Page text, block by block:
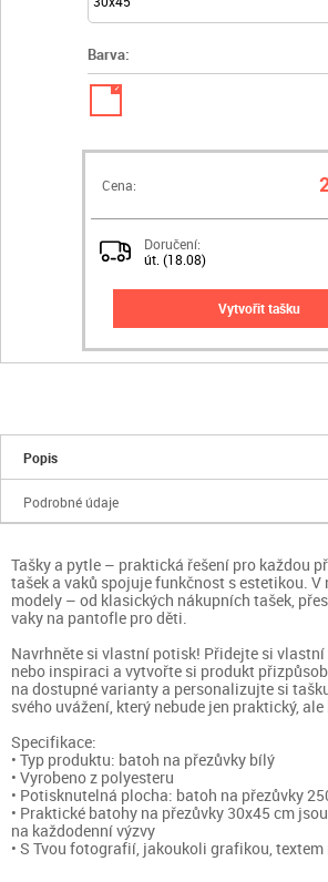
Barva:
✓
Cena:
Doručení:
út. (18.08)
vytvořit tašku
Popis
Podrobné údaje
Tašky a pytle – praktická řešení pro každou
tašek a vaků spojuje funkčnost s estetikou. V
modely – od klasických nákupních tašek,
vaky na pantofle pro děti.
Navrhněte si vlastní potisk! Přidejte si
nebo inspiraci a vytvořte si produkt
na dostupné varianty a personalizujte si
svého uvážení, který nebude jen praktický,
Specifikace:
• Typ produktu: batoh na přezůvky bílý
• Vyrobeno z polyesteru
• Potisknutelná plocha: batoh na přezůvky
• Praktické batohy na přezůvky 30x45 cm
na každodenní výzvy
• S Tvou fotografií, jakoukoli grafikou,